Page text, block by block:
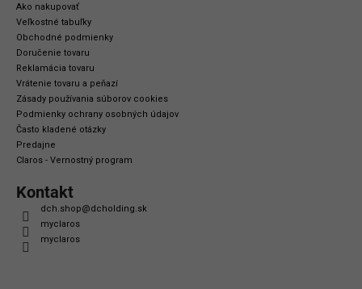
Ako nakupovať
Veľkostné tabuľky
Obchodné podmienky
Doručenie tovaru
Reklamácia tovaru
Vrátenie tovaru a peňazí
Zásady používania súborov cookies
Podmienky ochrany osobných údajov
Často kladené otázky
Predajne
Claros - Vernostný program
Kontakt
dch.shop@dcholding.sk
myclaros
myclaros